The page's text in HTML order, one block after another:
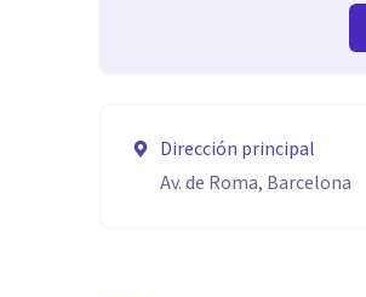
Dirección principal
Av. de Roma, Barcelona